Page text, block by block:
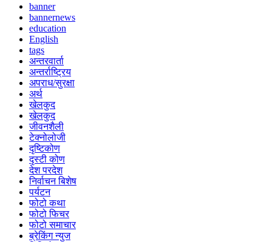
banner
bannernews
education
English
tags
अन्तरवार्ता
अन्तर्राष्ट्रिय
अपराध/सुरक्षा
अर्थ
खेलकुद
खेलकुद
जीवनशैली
टेक्नोलोजी
दृष्टिकोण
दृस्टी कोण
देश परदेश
निर्वाचन बिशेष
पर्यटन
फोटो कथा
फोटो फिचर
फोटो समाचार
ब्रेकिंग न्युज